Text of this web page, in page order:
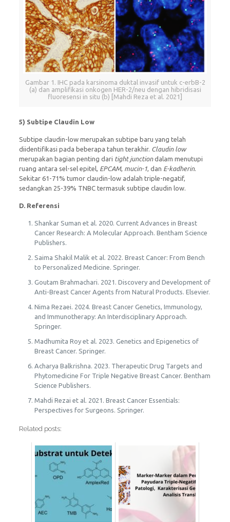
Gambar 1. IHC pada karsinoma duktal invasif untuk c-erbB-2
(a) dan amplifikasi onkogen HER-2/neu dengan hibridisasi
fluoresensi in situ (b) [Mahdi Reza et al. 2021]
5) Subtipe Claudin Low
Subtipe claudin-low merupakan subtipe baru yang telah
diidentifikasi pada beberapa tahun terakhir. Claudin low
merupakan bagian penting dari tight junctiondalam menutupi
ruang antara sel-sel epitel, EPCAM, mucin-1, dan E-kadherin.
Sekitar 61-71% tumor claudin-low adalah triple-negatif,
sedangkan 25-39% TNBC termasuk subtipe claudin low.
D. Referensi
Shankar Suman et al. 2020. Current Advances in Breast
Cancer Research: A Molecular Approach. Bentham Science
Publishers.
Saima Shakil Malik et al. 2022. Breast Cancer: From Bench
to Personalized Medicine. Springer.
Goutam Brahmachari. 2021. Discovery and Development of
Anti-Breast Cancer Agents from Natural Products. Elsevier.
Nima Rezaei. 2024. Breast Cancer Genetics, Immunology,
and Immunotherapy: An Interdisciplinary Approach.
Springer.
Madhumita Roy et al. 2023. Genetics and Epigenetics of
Breast Cancer. Springer.
Acharya Balkrishna. 2023. Therapeutic Drug Targets and
Phytomedicine For Triple Negative Breast Cancer. Bentham
Science Publishers.
Mahdi Rezai et al. 2021. Breast Cancer Essentials:
Perspectives for Surgeons. Springer.
Related posts: